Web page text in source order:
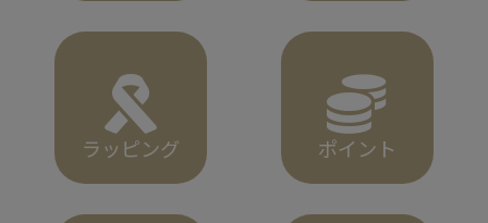
ラッピング ポイント